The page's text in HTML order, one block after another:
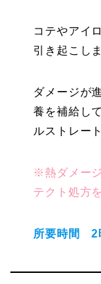
コテやアイ
引き起こし
ダメージが
養を補給し
ルストレー
※熱ダメー
テクト処方
所要時間 2